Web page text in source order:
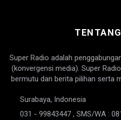
Super Radio adalah
(konvergensi media). Super
bermutu dan berita pilihan serta
Surabaya, Indonesia
031 - 99843447 , SMS/WA :